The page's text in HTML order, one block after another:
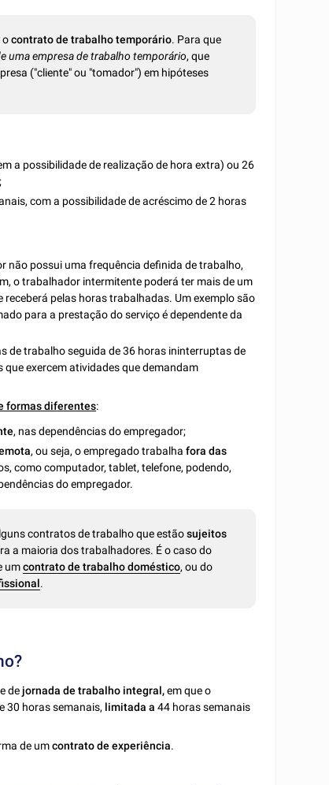
ocontrato de trabalho temporário. Para que
uma empresa de trabalho temporário, que
("cliente" ou "tomador") em hipóteses
a possibilidade de realização de hora extra) ou 26
com a possibilidade de acréscimo de 2 horas
não possui uma frequência definida de trabalho,
o trabalhador intermitente poderá ter mais de um
pelas horas trabalhadas. Um exemplo são
para a prestação do serviço é dependente da
de trabalho seguida de 36 horas ininterruptas de
exercem atividades que demandam
formas diferentes:
, nas dependências do empregador;
, ou seja, o empregado trabalhafora das
como computador, tablet, telefone, podendo,
do empregador.
contratos de trabalho que estãosujeitos
a maioria dos trabalhadores. É o caso do
umcontrato de trabalho doméstico, ou do
.
e dejornada de trabalho integral,em que o
30 horas semanais, limitada a 44 horas semanais
de umcontrato de experiência.